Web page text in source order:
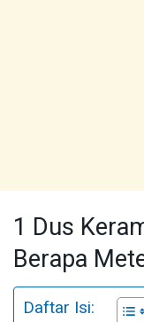
1 Dus
Berapa
Daftar Isi: